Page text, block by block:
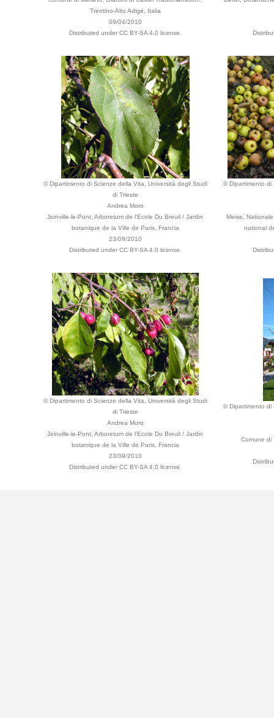
Trentino-Alto Adige, Italia
09/04/2010
Distributed under CC BY-SA 4.0 license.
© Dipartimento di Scienze della Vita, Università degli Studi
di Trieste
Andrea Moro
Joinville-le-Pont, Arboretum de l'Ecole Du Breuil / Jardin
botanique de la Ville de Paris, Francia
23/09/2010
Distributed under CC BY-SA 4.0 license.
© Dipartimento di
Meise,
national
© Dipartimento di Scienze della Vita, Università degli Studi
di Trieste
Andrea Moro
Joinville-le-Pont, Arboretum de l'Ecole Du Breuil / Jardin
botanique de la Ville de Paris, Francia
23/09/2010
Distributed under CC BY-SA 4.0 license.
© Dipartimento di
Comune di